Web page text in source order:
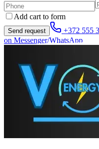
Add cart to form
Send request +372 555
on Messenger/WhatsApp